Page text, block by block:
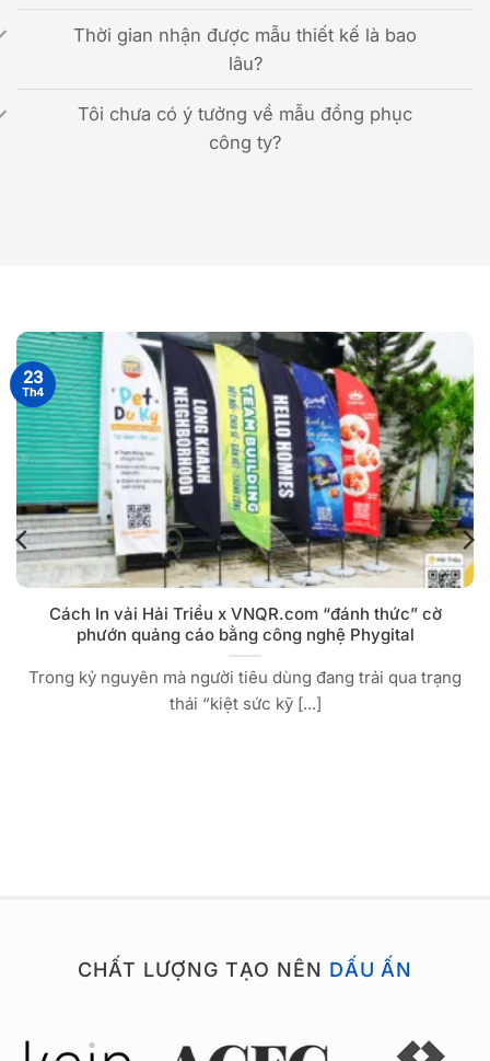
Thời gian nhận được mẫu thiết kế là bao
lâu?
Tôi chưa có ý tưởng về mẫu đồng phục
công ty?
Cách In vải Hải Triều x VNQR.com “đánh thức” cờ
phướn quảng cáo bằng công nghệ Phygital
Trong kỷ nguyên mà người tiêu dùng đang trải qua trạng
thái “kiệt sức kỹ [...]
23
Th4
CHẤT LƯỢNG TẠO NÊN DẤU ẤN